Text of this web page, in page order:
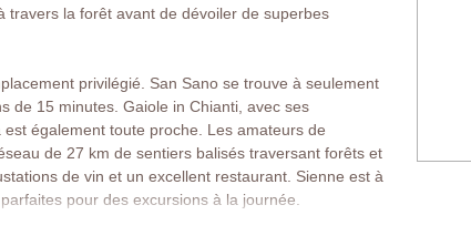
travers la forêt avant de dévoiler de superbes
privilégié. San Sano se trouve à seulement
de 15 minutes. Gaiole in Chianti, avec ses
également toute proche. Les amateurs de
de 27 km de sentiers balisés traversant forêts et
de vin et un excellent restaurant. Sienne est à
pour des excursions à la journée.